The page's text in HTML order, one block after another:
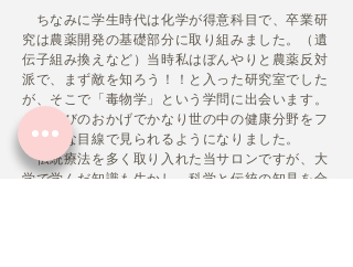
ちなみに学生時代は化学が得意科目で、卒業研
究は農薬開発の基礎部分に取り組みました。（遺
伝子組み換えなど） 当時私はぼんやりと農薬反対
派で、まず敵を知ろう！！と入った研究室でした
が、そこで「毒物学」という学問に出会います。
この学びのおかげでかなり世の中の健康分野をフ
ラットな目線で見られるようになりました。
伝統療法を多く取り入れた当サロンですが、大
学で学んだ知識も生かし、科学と伝統の知見を合